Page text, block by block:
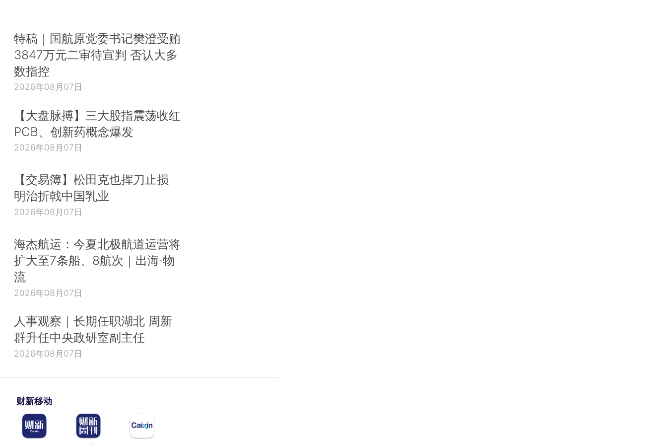
特稿｜国航原党委书记樊澄受贿
3847万元二审待宣判 否认大多
数指控
2026年08月07日
【大盘脉搏】三大股指震荡收红
PCB、创新药概念爆发
2026年08月07日
【交易簿】松田克也挥刀止损
明治折戟中国乳业
2026年08月07日
海杰航运：今夏北极航道运营将
扩大至7条船、8航次｜出海·物
流
2026年08月07日
人事观察｜长期任职湖北 周新
群升任中央政研室副主任
2026年08月07日
财新移动